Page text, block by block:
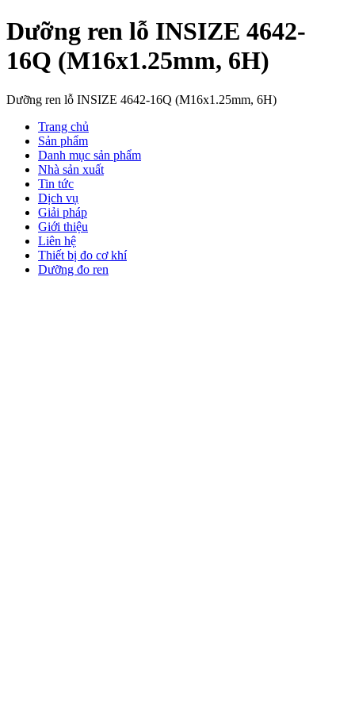
Dưỡng ren lỗ INSIZE 4642-
16Q (M16x1.25mm, 6H)
Dưỡng ren lỗ INSIZE 4642-16Q (M16x1.25mm, 6H)
Trang chủ
Sản phẩm
Danh mục sản phẩm
Nhà sản xuất
Tin tức
Dịch vụ
Giải pháp
Giới thiệu
Liên hệ
Thiết bị đo cơ khí
Dưỡng đo ren